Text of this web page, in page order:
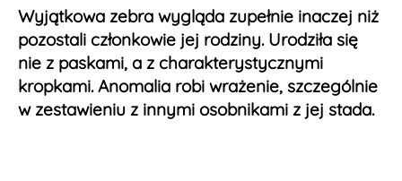
Wyjątkowa zebra wygląda zupełnie inaczej niż
pozostali członkowie jej rodziny. Urodziła się
nie z paskami, a z charakterystycznymi
kropkami. Anomalia robi wrażenie, szczególnie
w zestawieniu z innymi osobnikami z jej stada.